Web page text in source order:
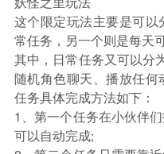
这个限定玩法主要是可
常任务，另一个则是每天
其中，日常任务又可以分
随机角色聊天、播放任
任务具体完成方法如下：
1、第一个任务在小伙伴
可以自动完成;